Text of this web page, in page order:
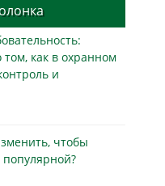
как в охранном
и
чтобы